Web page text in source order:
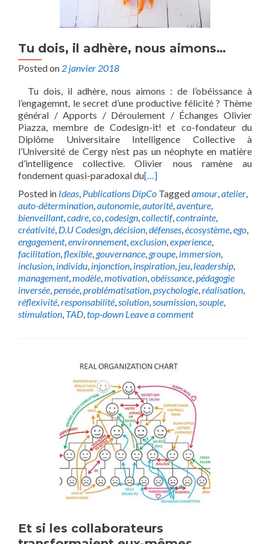
Tu dois, il adhère, nous aimons…
Posted on 2 janvier 2018
Tu dois, il adhère, nous aimons : de l’obéissance à
l’engagemnt, le secret d’une productive félicité ? Thème
général / Apports / Déroulement / Échanges Olivier
Piazza, membre de Codesign-it! et co-fondateur du
Diplôme Universitaire Intelligence Collective à
l’Université de Cergy n’est pas un néophyte en matière
d’intelligence collective. Olivier nous ramène au
fondement quasi-paradoxal du[…]
Posted in Ideas, Publications DipCo Taggedamour,atelier,
auto-détermination,autonomie,autorité,aventure,
bienveillant,cadre,co,codesign,collectif,contrainte,
créativité, D.U Codesign,décision,défenses,écosystème,ego,
engagement,environnement,exclusion,experience,
facilitation,flexible,gouvernance,groupe, immersion,
inclusion, individu, injonction, inspiration, jeu, leadership,
management,modèle,motivation,obéissance,pédagogie
inversée,pensée,problématisation,psychologie,réalisation,
réflexivité,responsabilité,solution,soumission,souple,
stimulation, TAD,top-down Leave a comment
Et si les collaborateurs